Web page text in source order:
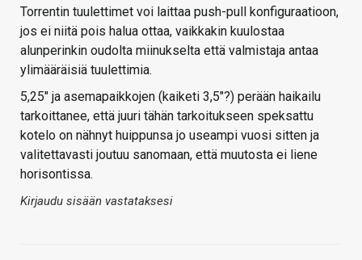
Torrentin tuulettimet voi laittaa push-pull konfiguraatioon,
jos ei niitä pois halua ottaa, vaikkakin kuulostaa
alunperinkin oudolta miinukselta että valmistaja antaa
ylimääräisiä tuulettimia.
5,25" ja asemapaikkojen (kaiketi 3,5"?) perään haikailu
tarkoittanee, että juuri tähän tarkoitukseen speksattu
kotelo on nähnyt huippunsa jo useampi vuosi sitten ja
valitettavasti joutuu sanomaan, että muutosta ei liene
horisontissa.
Kirjaudu sisään vastataksesi